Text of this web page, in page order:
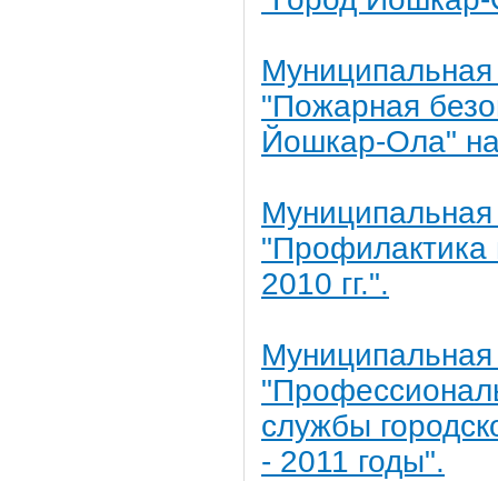
"Пожарная
Йошкар-Ола"
"Профилактика
2010 гг.".
службы
- 2011 годы".